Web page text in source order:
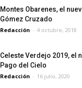
Montes Obarenes, el
Gómez Cruzado
Redacción - 4 octubre, 2018
Celeste Verdejo 2019, el
Pago del Cielo
Redacción - 16 julio, 2020